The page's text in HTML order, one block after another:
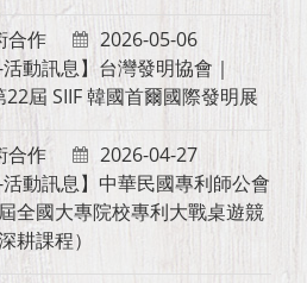
合作
2026-05-06
-活動訊息】台灣發明協會｜
22屆 SIIF 韓國首爾國際發明展
合作
2026-04-27
-活動訊息】中華民國專利師公會
全國大專院校專利大戰桌遊競
耕課程）